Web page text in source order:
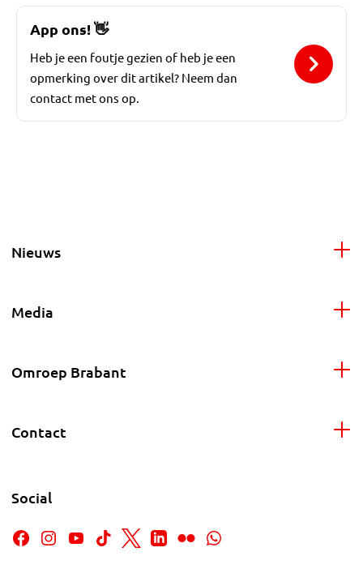
App ons!👋
Heb je een foutje gezien of heb je een
opmerking over dit artikel? Neem dan
contact met ons op.
Nieuws
Media
Omroep Brabant
Contact
Social